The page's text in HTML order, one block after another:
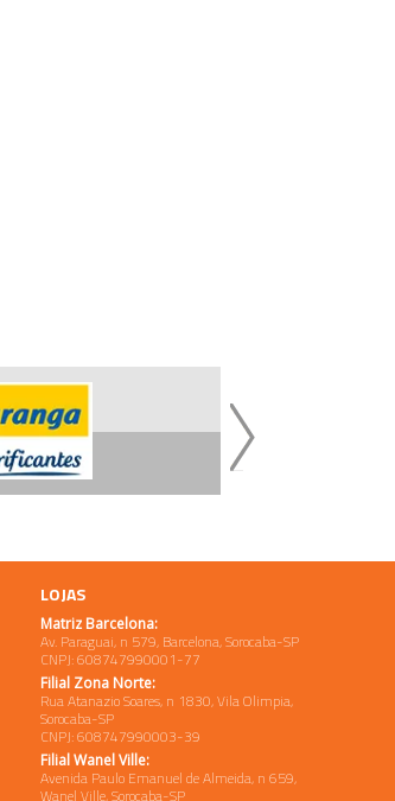
LOJAS
Matriz Barcelona:
Av. Paraguai, n 579, Barcelona, Sorocaba-SP
CNPJ: 608747990001-77
Filial Zona Norte:
Rua Atanazio Soares, n 1830, Vila Olimpia,
Sorocaba-SP
CNPJ: 608747990003-39
Filial Wanel Ville:
Avenida Paulo Emanuel de Almeida, n 659,
Wanel Ville, Sorocaba-SP